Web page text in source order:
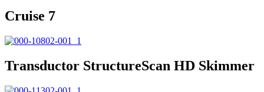
Cruise 7
Transductor StructureScan HD Skimmer